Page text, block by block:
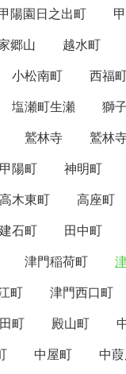
陽園日之出町
郷山 越水町
小松南町 西福
塩瀬町生瀬 獅
鷲林寺 鷲林
陽町 神明町
高木東町 高座町
建石町 田中町
津門稲荷町
町 津門西口町
町 殿山町
中屋町 中